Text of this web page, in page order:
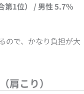
第1位） / 男性 5.7%
ので、かなり負担が大
肩こり）